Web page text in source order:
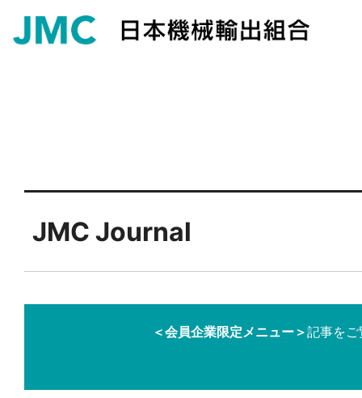
JMC Journal
＜会員企業限定メニュー＞記事を